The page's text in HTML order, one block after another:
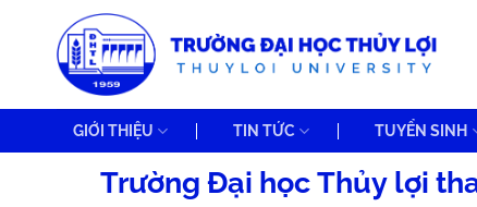
GIỚI THIỆU TIN TỨC TUYỂN SINH
Trường Đại học Thủy lợi